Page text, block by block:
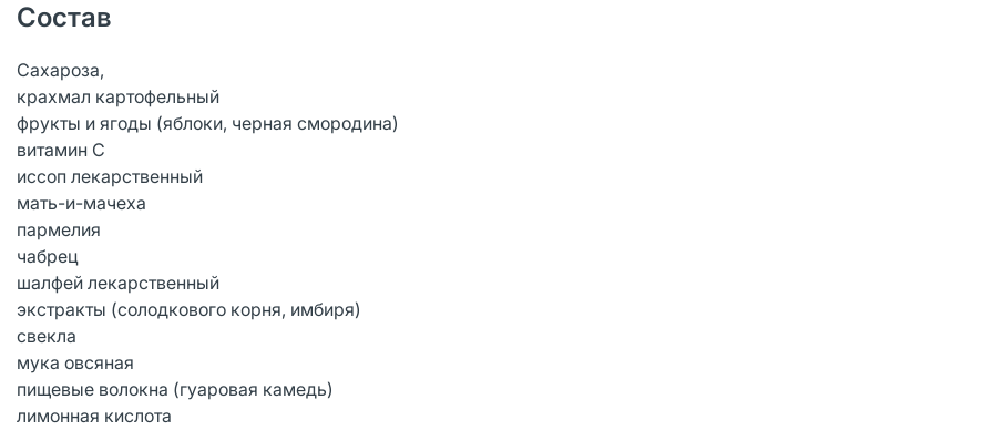
Состав
Сахароза,
крахмал картофельный
фрукты и ягоды (яблоки, черная смородина)
витамин С
иссоп лекарственный
мать-и-мачеха
пармелия
чабрец
шалфей лекарственный
экстракты (солодкового корня, имбиря)
свекла
мука овсяная
пищевые волокна (гуаровая камедь)
лимонная кислота